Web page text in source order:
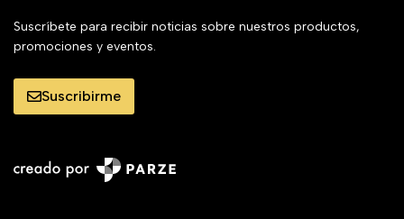
Suscríbete para recibir noticias sobre nuestros productos,
promociones y eventos.
Suscribirme